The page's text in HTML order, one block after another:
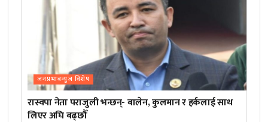
जनप्रभाबन्युज विशेष
रास्वपा नेता पराजुली भन्छन्- बालेन, कुलमान र हर्कलाई साथ
लिएर अघि बढ्छौँ